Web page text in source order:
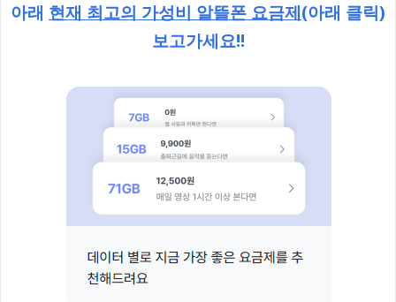
아래 현재 최고의 가성비 알뜰폰 요금제(아래 클릭)
보고가세요!!